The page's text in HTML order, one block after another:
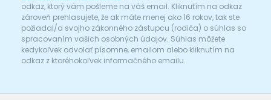
odkaz, ktorý vám pošleme na váš email. Kliknutím na odkaz
zároveň prehlasujete, že ak máte menej ako 16 rokov, tak ste
požiadal/a svojho zákonného zástupcu (rodiča) o súhlas so
spracovaním vašich osobných údajov. Súhlas môžete
kedykoľvek odvolať písomne, emailom alebo kliknutím na
odkaz z ktoréhokoľvek informačného emailu.